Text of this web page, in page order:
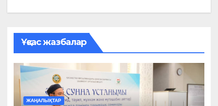
Ұқсас жазбалар
ЖАҢАЛЫҚТАР